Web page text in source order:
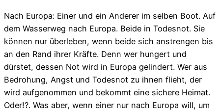
Nach Europa: Einer und ein Anderer im selben Boot. Auf
dem Wasserweg nach Europa. Beide in Todesnot. Sie
können nur überleben, wenn beide sich anstrengen bis
an den Rand ihrer Kräfte. Denn wer hungert und
dürstet, dessen Not wird in Europa gelindert. Wer aus
Bedrohung, Angst und Todesnot zu ihnen flieht, der
wird aufgenommen und bekommt eine sichere Heimat.
Oder!?. Was aber, wenn einer nur nach Europa will, um